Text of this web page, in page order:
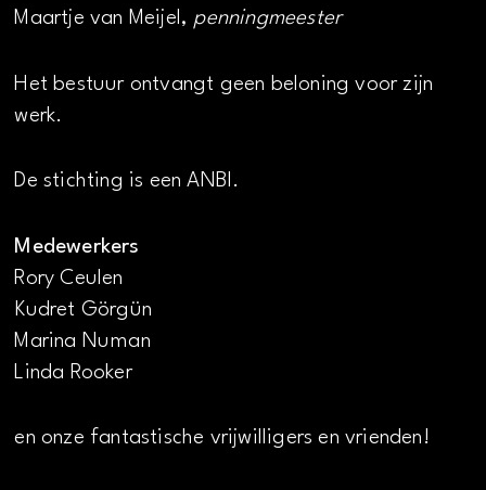
Maartje van Meijel, penningmeester
Het bestuur ontvangt geen beloning voor zijn
werk.
De stichting is een ANBI.
Medewerkers
Rory Ceulen
Kudret Görgün
Marina Numan
Linda Rooker
en onze fantastische vrijwilligers en vrienden!